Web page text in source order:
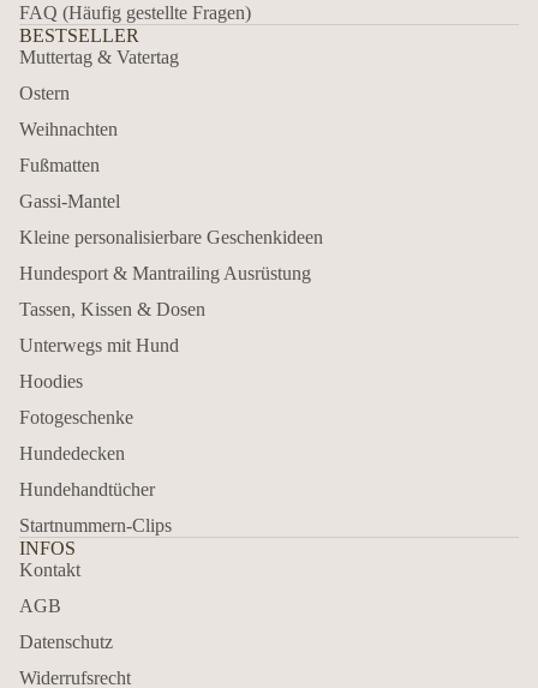
FAQ (Häufig gestellte Fragen)
BESTSELLER
Muttertag & Vatertag
Ostern
Weihnachten
Fußmatten
Gassi-Mantel
Kleine personalisierbare Geschenkideen
Hundesport & Mantrailing Ausrüstung
Tassen, Kissen & Dosen
Unterwegs mit Hund
Hoodies
Fotogeschenke
Hundedecken
Hundehandtücher
Startnummern-Clips
INFOS
Kontakt
AGB
Datenschutz
Widerrufsrecht